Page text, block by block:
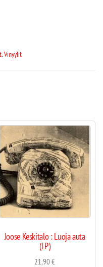
,Vinyylit
Joose Keskitalo : Luoja auta
(LP)
21,90€